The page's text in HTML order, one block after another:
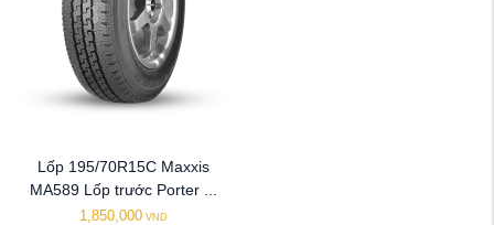
Lốp 195/70R15C Maxxis
MA589 Lốp trước Porter ...
1,850,000 VND